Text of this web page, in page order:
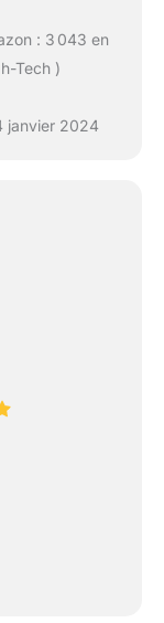
: 3 043 en
Tech )
janvier 2024